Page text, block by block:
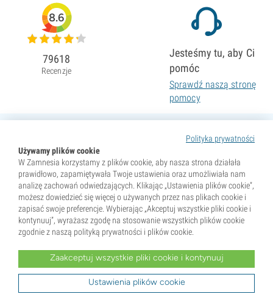
Polityka prywatności
Używamy plików cookie
W Zamnesia korzystamy z plików cookie, aby nasza strona działała
prawidłowo, zapamiętywała Twoje ustawienia oraz umożliwiała nam
analizę zachowań odwiedzających. Klikając „Ustawienia plików cookie”,
możesz dowiedzieć się więcej o używanych przez nas plikach cookie i
zapisać swoje preferencje. Wybierając „Akceptuj wszystkie pliki cookie i
kontynuuj”, wyrażasz zgodę na stosowanie wszystkich plików cookie
zgodnie z naszą polityką prywatności i plików cookie.
Zaakceptuj wszystkie pliki cookie i kontynuuj
Ustawienia plików cookie
8.6
79618
Recenzje
Jesteśmy tu, aby Ci
pomóc
Sprawdź naszą stronę
pomocy
* Nasiona są sprzedawane wyłącznie jako pamiątki. Kiełkowanie nasion jest nielegalne w wielu krajach.
zamieszkania oraz znasz obowiązujące przepisy. Zamnesia nie ponosi odpowiedzialności za działania
niezgodne z prawem.